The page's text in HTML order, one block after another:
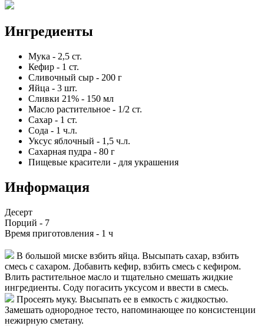
Ингредиенты
Мука - 2,5 ст.
Кефир - 1 ст.
Сливочный сыр - 200 г
Яйца - 3 шт.
Сливки 21% - 150 мл
Масло растительное - 1/2 ст.
Сахар - 1 ст.
Сода - 1 ч.л.
Уксус яблочный - 1,5 ч.л.
Сахарная пудра - 80 г
Пищевые красители - для украшения
Информация
Десерт
Порций - 7
Время приготовления - 1 ч
В большой миске взбить яйца. Высыпать сахар, взбить
смесь с сахаром. Добавить кефир, взбить смесь с кефиром.
Влить растительное масло и тщательно смешать жидкие
ингредиенты. Соду погасить уксусом и ввести в смесь.
Просеять муку. Высыпать ее в емкость с жидкостью.
Замешать однородное тесто, напоминающее по консистенции
нежирную сметану.